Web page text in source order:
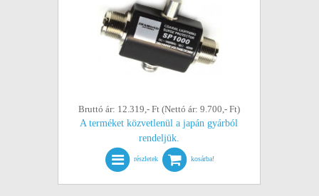
Bruttó ár: 12.319,- Ft (Nettó ár: 9.700,- Ft)
A terméket közvetlenül a japán gyárból
rendeljük.
részletek kosárba!